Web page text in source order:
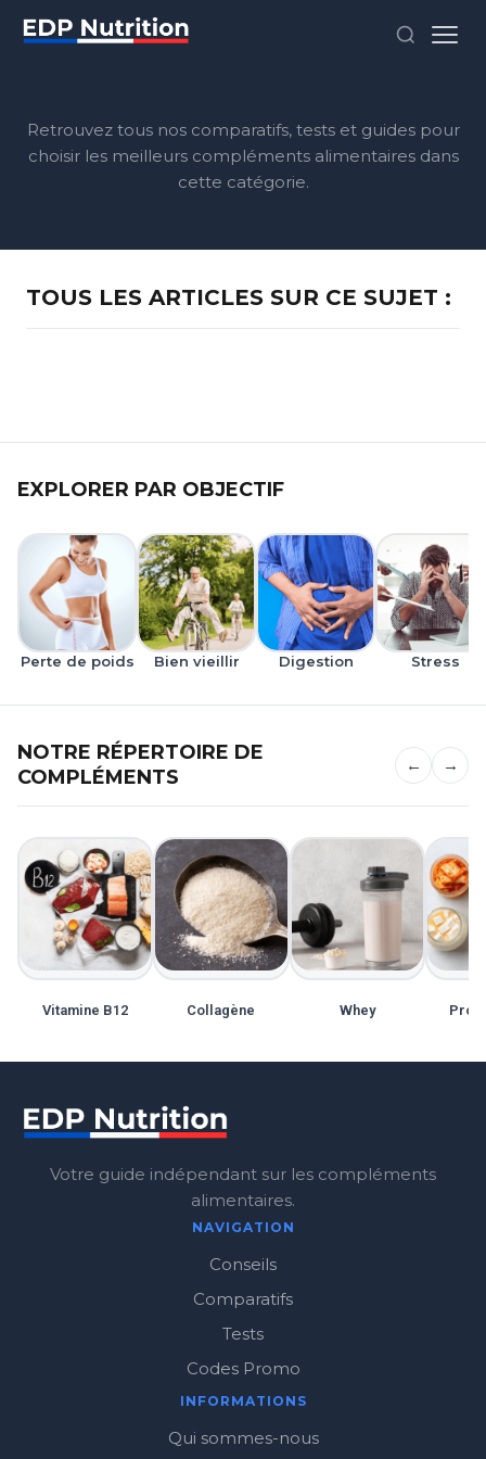
Retrouvez tous nos comparatifs, tests et guides pour
choisir les meilleurs compléments alimentaires dans
cette catégorie.
TOUS LES ARTICLES SUR CE SUJET :
EXPLORER PAR OBJECTIF
Perte de poids Bien vieillir Digestion Stress
NOTRE RÉPERTOIRE DE
COMPLÉMENTS
← →
Vitamine B12 Collagène Whey
Votre guide indépendant sur les compléments
alimentaires.
NAVIGATION
Conseils
Comparatifs
Tests
Codes Promo
INFORMATIONS
Qui sommes-nous